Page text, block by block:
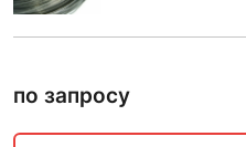
по запросу